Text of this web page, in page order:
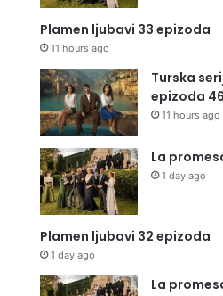
Plamen ljubavi 33 epizoda
11 hours ago
Turska
epizoda 46
11 hours ago
La
1 day ago
Plamen ljubavi 32 epizoda
1 day ago
La